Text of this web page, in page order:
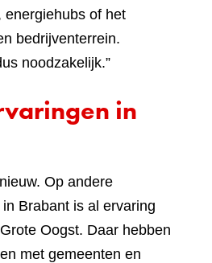
energiehubs of het
bedrijventerrein.
noodzakelijk.”
in
Op andere
Brabant is al ervaring
Oogst. Daar hebben
met gemeenten en